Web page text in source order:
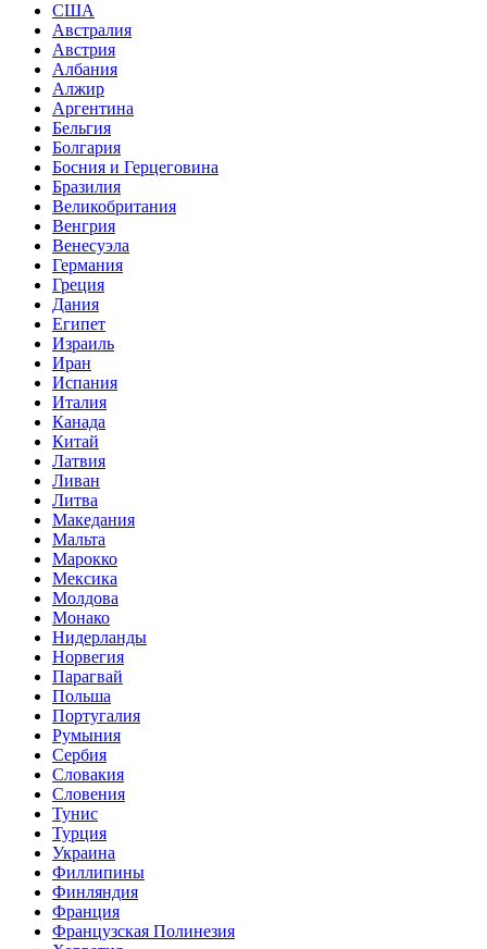
США
Австралия
Австрия
Албания
Алжир
Аргентина
Бельгия
Болгария
Босния и Герцеговина
Бразилия
Великобритания
Венгрия
Венесуэла
Германия
Греция
Дания
Египет
Израиль
Иран
Испания
Италия
Канада
Китай
Латвия
Ливан
Литва
Македания
Мальта
Марокко
Мексика
Молдова
Монако
Нидерланды
Норвегия
Парагвай
Польша
Португалия
Румыния
Сербия
Словакия
Словения
Тунис
Турция
Украина
Филлипины
Финляндия
Франция
Французская Полинезия